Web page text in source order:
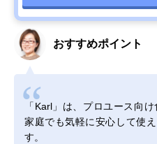
おすすめポイント
「Karl」は、プロユース向
家庭でも気軽に安心して使
す。